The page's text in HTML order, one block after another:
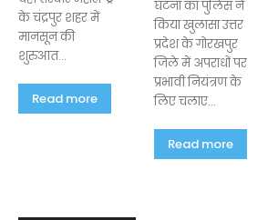
के चंद्रपुर शहर में
मानसून की
शुरुआत...
Read more
घटना का पुलिस ने
किया खुलासा उत्तर
प्रदेश के गोरखपुर
जिले में अपराधों पर
प्रभावी नियंत्रण के
लिए चलाए...
Read more